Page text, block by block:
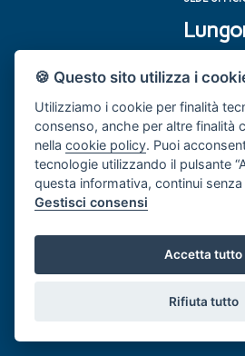
16035
🍪 Questo sito utilizza i
Utilizziamo i cookie per finalità
consenso, anche per altre finalità
nellacookie policy. Puoi
tecnologie utilizzando il pulsante
questa informativa, continui
Gestisci consensi
Accetta tutto
Rifiuta tutto